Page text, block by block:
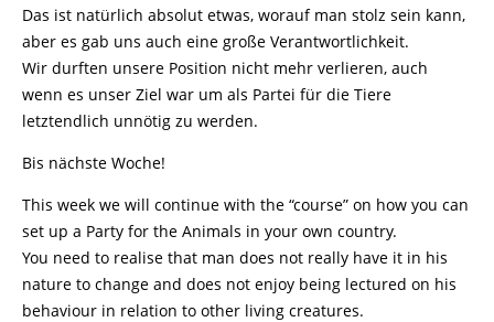
Das ist natürlich absolut etwas, worauf man stolz sein kann,
aber es gab uns auch eine große Verantwortlichkeit.
Wir durften unsere Position nicht mehr verlieren, auch
wenn es unser Ziel war um als Partei für die Tiere
letztendlich unnötig zu werden.
Bis nächste Woche!
This week we will continue with the “course” on how you can
set up a Party for the Animals in your own country.
You need to realise that man does not really have it in his
nature to change and does not enjoy being lectured on his
behaviour in relation to other living creatures.